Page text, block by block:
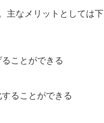
主なメリットとしては下
ことができる
ることができる